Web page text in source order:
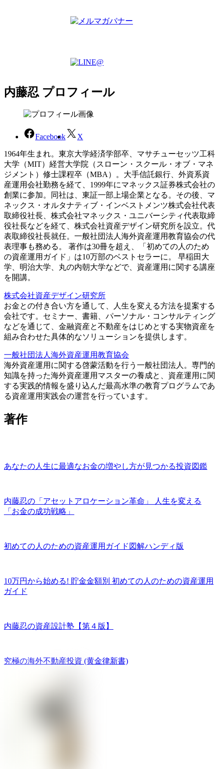
内藤忍 プロフィール
Facebook X
1964年生まれ。東京大学経済学部卒、マサチューセッツ工科
大学（MIT）経営大学院（スローン・スクール・オブ・マネ
ジメント）修士課程卒（MBA）。大手信託銀行、外資系資
産運用会社勤務を経て、1999年にマネックス証券株式会社の
創業に参加。同社は、東証一部上場企業となる。その後、マ
ネックス・オルタナティブ・インベストメンツ株式会社代表
取締役社長、株式会社マネックス・ユニバーシティ代表取締
役社長などを経て、株式会社資産デザイン研究所を設立。代
表取締役社長就任。一般社団法人海外資産運用教育協会の代
表理事も務める。 著作は30冊を超え、「初めての人のため
の資産運用ガイド」は10万部のベストセラーに。 早稲田大
学、明治大学、丸の内朝大学などで、資産運用に関する講座
を開講。
株式会社資産デザイン研究所
お金との付き合い方を通して、人生を変える方法を提案する
会社です。セミナー、書籍、パーソナル・コンサルティング
などを通じて、金融資産と不動産をはじめとする実物資産を
組み合わせた具体的なソリューションを提供します。
一般社団法人海外資産運用教育協会
海外資産運用に関する啓蒙活動を行う一般社団法人。専門的
知識を持った海外資産運用マスターの養成と、資産運用に関
する実践的情報を盛り込んだ最高水準の教育プログラムであ
る資産運用実践会の運営を行っています。
著作
あなたの人生に最適なお金の増やし方が見つかる投資図鑑
内藤忍の「アセットアロケーション革命」 人生を変える
「お金の成功戦略」
初めての人のための資産運用ガイド図解ハンディ版
10万円から始める! 貯金金額別 初めての人のための資産運用
ガイド
内藤忍の資産設計塾【第４版】
究極の海外不動産投資 (黄金律新書)